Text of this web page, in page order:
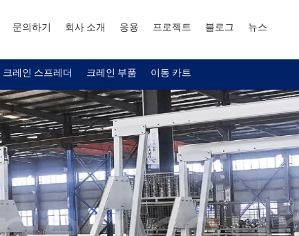
문의하기 회사 소개 응용 프로젝트 블로그 뉴스
크레인 스프레더 크레인 부품 이동 카트